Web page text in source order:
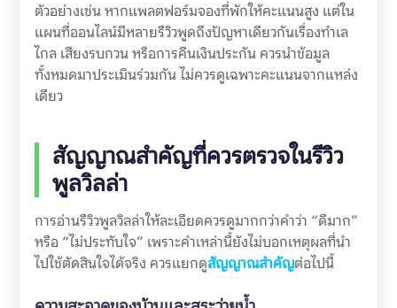
ตัวอย่างเช่น หากแพลตฟอร์มจองที่พักให้คะแนนสูง แต่ใน
แผนที่ออนไลน์มีหลายรีวิวพูดถึงปัญหาเดียวกันเรื่องทำเล
ไกล เสียงรบกวน หรือการคืนเงินประกัน ควรนำข้อมูล
ทั้งหมดมาประเมินร่วมกัน ไม่ควรดูเฉพาะคะแนนจากแหล่ง
เดียว
สัญญาณสำคัญที่ควรตรวจในรีวิว
พูลวิลล่า
การอ่านรีวิวพูลวิลล่าให้ละเอียดควรดูมากกว่าคำว่า “ดีมาก”
หรือ “ไม่ประทับใจ” เพราะคำเหล่านี้ยังไม่บอกเหตุผลที่นำ
ไปใช้ตัดสินใจได้จริง ควรแยกดูสัญญาณสำคัญต่อไปนี้